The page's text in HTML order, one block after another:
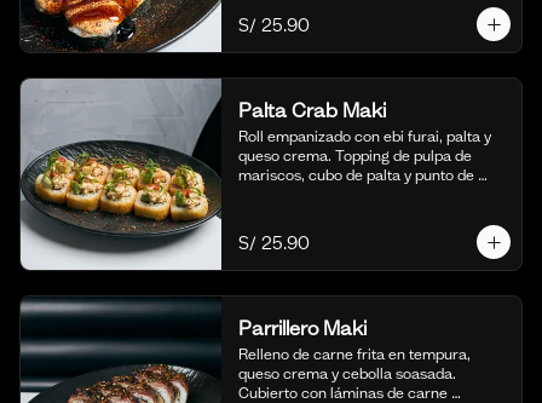
S/ 25.90
Palta Crab Maki
Roll empanizado con ebi furai, palta y
queso crema. Topping de pulpa de
mariscos, cubo de palta y punto de
S/ 25.90
Parrillero Maki
Relleno de carne frita en tempura,
queso crema y cebolla soasada.
Cubierto con láminas de carne